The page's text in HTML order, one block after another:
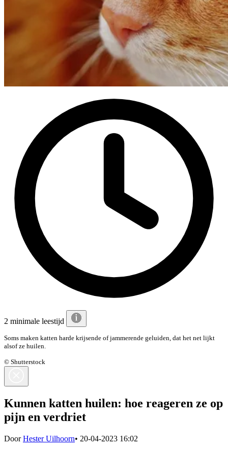
2 minimale leestijd
Soms maken katten harde krijsende of jammerende geluiden, dat het net lijkt
alsof ze huilen.
© Shutterstock
Kunnen katten huilen: hoe reageren ze op
pijn en verdriet
DoorHester Uilhoorn• 20-04-2023 16:02